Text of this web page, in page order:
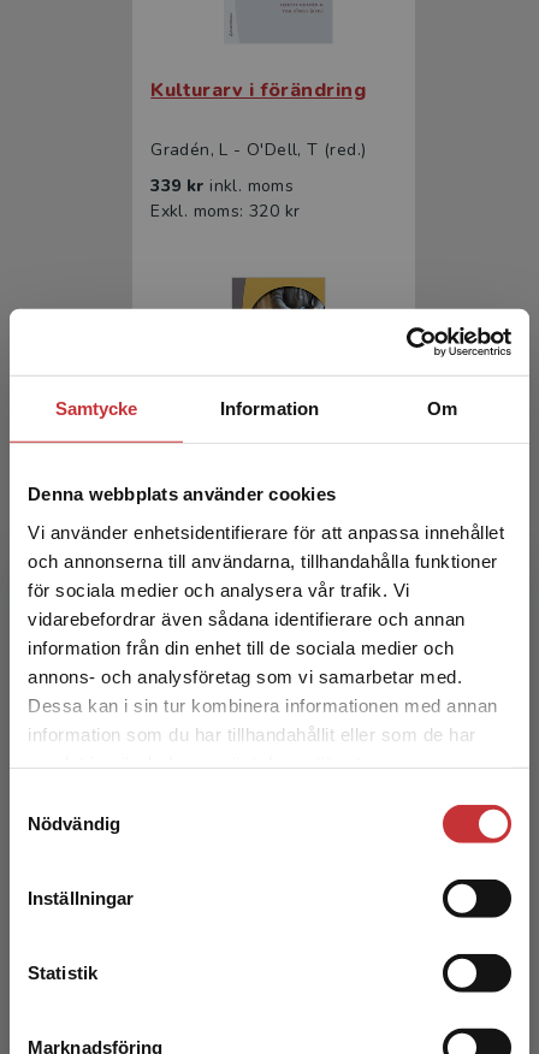
Samtycke Information Om
Denna webbplats använder cookies
Vi använder enhetsidentifierare för att anpassa innehållet
och annonserna till användarna, tillhandahålla funktioner
för sociala medier och analysera vår trafik. Vi
vidarebefordrar även sådana identifierare och annan
information från din enhet till de sociala medier och
annons- och analysföretag som vi samarbetar med.
Dessa kan i sin tur kombinera informationen med annan
information som du har tillhandahållit eller som de har
Nödvändig
Inställningar
Statistik
Marknadsföring
Begränsad fraktregion
Det verkar som att du besöker
studentlitteratur.se via en enhet utanför Sverige.
Vi erbjuder inte leveranser utanför Sverige. För
att kunna slutföra ett köp måste
Kulturarv i förändring
Gradén, L - O'Dell, T (red.)
339 kr inkl. moms
Exkl. moms: 320 kr
Kaijser, L - Öhlander, M (red.)
374 krinkl. moms
Exkl. moms: 353 kr